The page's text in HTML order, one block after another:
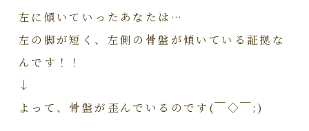
左に傾いていったあなたは…
左の脚が短く、左側の骨盤が傾いている証拠な
んです！！
↓
よって、骨盤が歪んでいるのです(￣◇￣;)